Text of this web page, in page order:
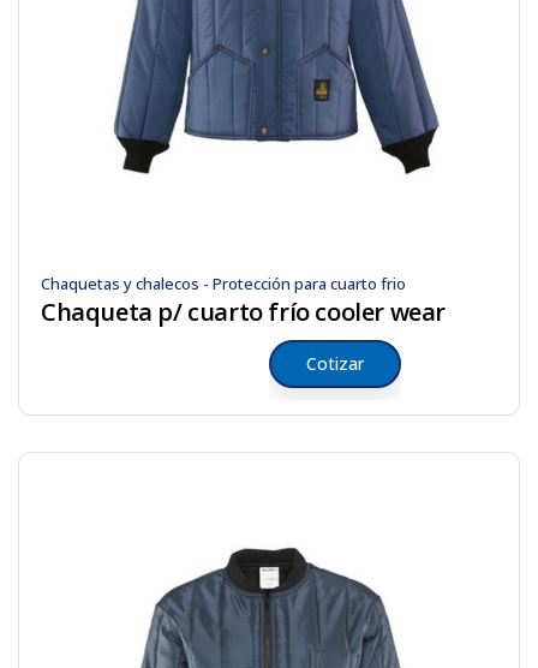
Chaquetas y chalecos - Protección para cuarto frio
Chaqueta p/ cuarto frío cooler wear
Cotizar